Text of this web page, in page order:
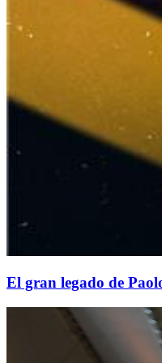
El gran legado de